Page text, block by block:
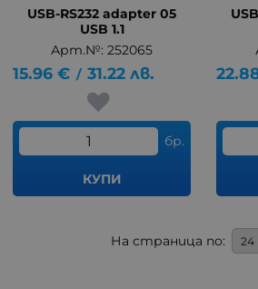
USB-RS232 adapter 05
USB 1.1
Арт.№: 252065
15.96 € / 31.22 лв.
бр.
КУПИ
На страница по: